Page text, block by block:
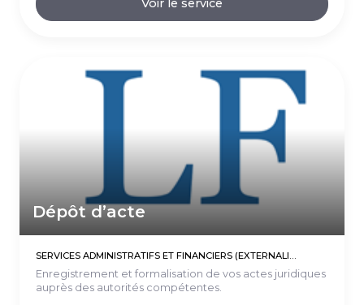
Voir le service
Dépôt d’acte
Enregistrement et formalisation de vos actes juridiques
auprès des autorités compétentes.